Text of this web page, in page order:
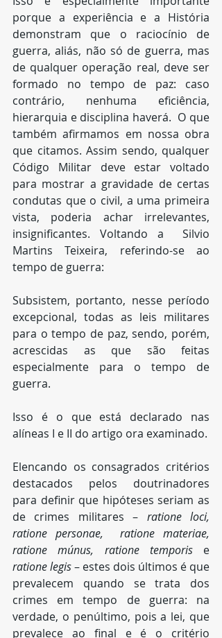
porque a experiência e a História
demonstram que o raciocínio de
guerra, aliás, não só de guerra, mas
de qualquer operação real, deve ser
formado no tempo de paz: caso
contrário, nenhuma eficiência,
hierarquia e disciplina haverá.  O que
também afirmamos em nossa obra
que citamos. Assim sendo, qualquer
Código Militar deve estar voltado
para mostrar a gravidade de certas
condutas que o civil, a uma primeira
vista, poderia achar irrelevantes,
insignificantes. Voltando a  Silvio
Martins Teixeira, referindo-se ao
tempo de guerra:
Subsistem, portanto, nesse período
excepcional, todas as leis militares
para o tempo de paz, sendo, porém,
acrescidas as que são feitas
especialmente para o tempo de
guerra.
Isso é o que está declarado nas
alíneas I e II do artigo ora examinado.
Elencando os consagrados critérios
destacados pelos doutrinadores
para definir que hipóteses seriam as
de crimes militares – ratione loci,
ratione personae,  ratione materiae,
ratione múnus, ratione temporis
ratione legis – estes dois últimos é que
prevalecem quando se trata dos
crimes em tempo de guerra: na
verdade, o penúltimo, pois a lei, que
prevalece ao final e é o critério